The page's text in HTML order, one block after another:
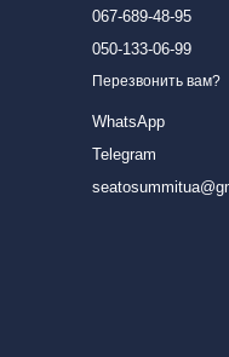
067-689-48-95
050-133-06-99
Перезвонить вам?
WhatsApp
Telegram